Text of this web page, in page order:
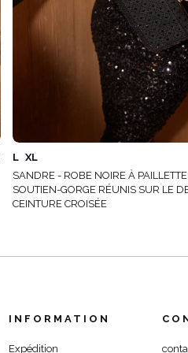
L XL
SANDRE - ROBE NOIRE À
SOUTIEN-GORGE RÉUNIS SUR LE
CEINTURE CROISÉE
INFORMATION
Expédition